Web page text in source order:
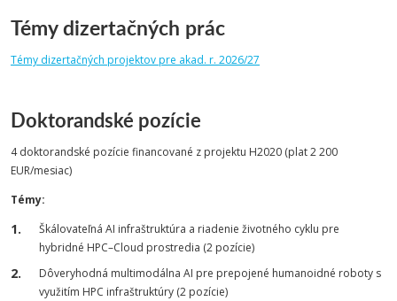
Témy dizertačných prác
Témy dizertačných projektov pre akad. r. 2026/27
Doktorandské pozície
4 doktorandské pozície financované z projektu H2020 (plat 2 200
EUR/mesiac)
Témy:
Škálovateľná AI infraštruktúra a riadenie životného cyklu pre
hybridné HPC–Cloud prostredia (2 pozície)
Dôveryhodná multimodálna AI pre prepojené humanoidné roboty s
využitím HPC infraštruktúry (2 pozície)